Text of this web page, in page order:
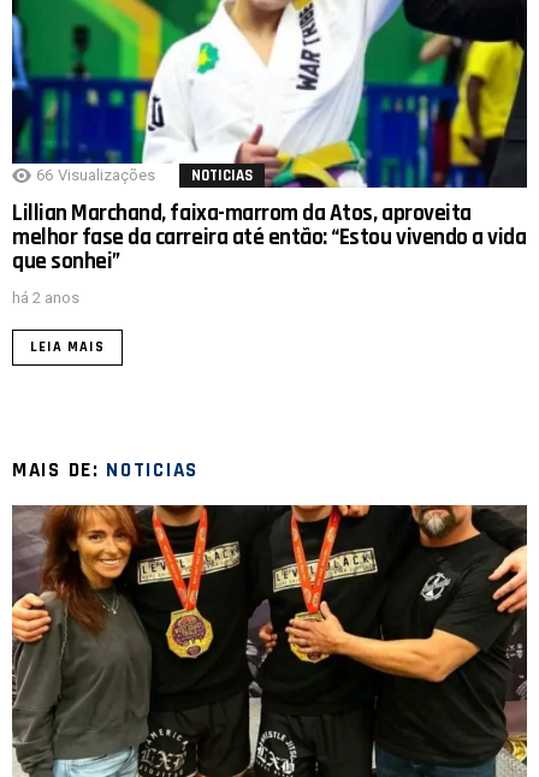
66 Visualizações NOTICIAS
Lillian Marchand, faixa-marrom da Atos, aproveita
melhor fase da carreira até então: “Estou vivendo a vida
que sonhei”
há 2 anos
LEIA MAIS
MAIS DE: NOTICIAS